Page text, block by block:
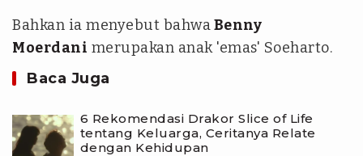
Bahkan ia menyebut bahwaBenny
Moerdani merupakan anak 'emas' Soeharto.
Baca Juga
6 Rekomendasi Drakor Slice of Life
tentang Keluarga, Ceritanya Relate
dengan Kehidupan